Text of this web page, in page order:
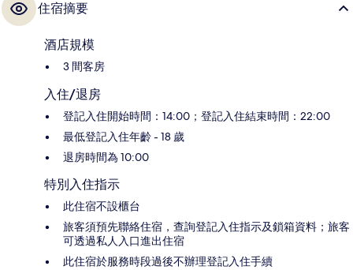
住宿摘要
酒店規模
3 間客房
入住/退房
登記入住開始時間：14:00；登記入住結束時間：22:00
最低登記入住年齡 - 18 歲
退房時間為 10:00
特別入住指示
此住宿不設櫃台
旅客須預先聯絡住宿，查詢登記入住指示及鎖箱資料；旅客
可透過私人入口進出住宿
此住宿於服務時段過後不辦理登記入住手續